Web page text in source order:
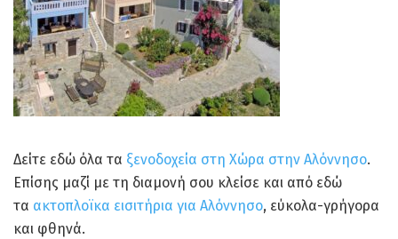
Δείτε εδώ όλα τα ξενοδοχεία στη Χώρα στην Αλόννησο.
Επίσης μαζί με τη διαμονή σου κλείσε και από εδώ
τα ακτοπλοϊκα εισιτήρια για Αλόννησο, εύκολα-γρήγορα
και φθηνά.